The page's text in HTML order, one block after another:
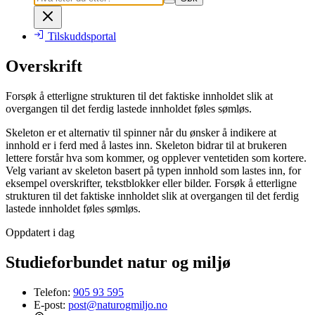
Tilskuddsportal
Overskrift
Forsøk å etterligne strukturen til det faktiske innholdet slik at
overgangen til det ferdig lastede innholdet føles sømløs.
Skeleton er et alternativ til spinner når du ønsker å indikere at
innhold er i ferd med å lastes inn. Skeleton bidrar til at brukeren
lettere forstår hva som kommer, og opplever ventetiden som kortere.
Velg variant av skeleton basert på typen innhold som lastes inn, for
eksempel overskrifter, tekstblokker eller bilder. Forsøk å etterligne
strukturen til det faktiske innholdet slik at overgangen til det ferdig
lastede innholdet føles sømløs.
Oppdatert i dag
Studieforbundet natur og miljø
Telefon: 905 93 595
E-post: post@naturogmiljo.no